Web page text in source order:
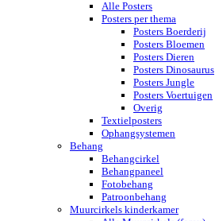
Alle Posters
Posters per thema
Posters Boerderij
Posters Bloemen
Posters Dieren
Posters Dinosaurus
Posters Jungle
Posters Voertuigen
Overig
Textielposters
Ophangsystemen
Behang
Behangcirkel
Behangpaneel
Fotobehang
Patroonbehang
Muurcirkels kinderkamer